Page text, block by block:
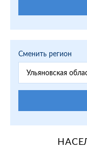
Сменить регион
Ульяновская